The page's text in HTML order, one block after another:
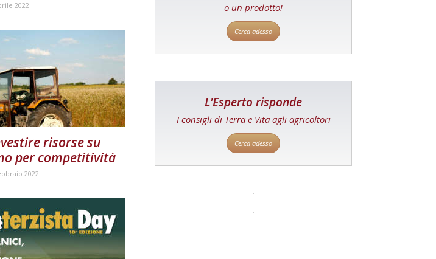
2022
risorse su
per competitività
2022
o un prodotto!
Cerca adesso
L'Esperto risponde
I consigli di Terra e Vita agli agricoltori
Cerca adesso